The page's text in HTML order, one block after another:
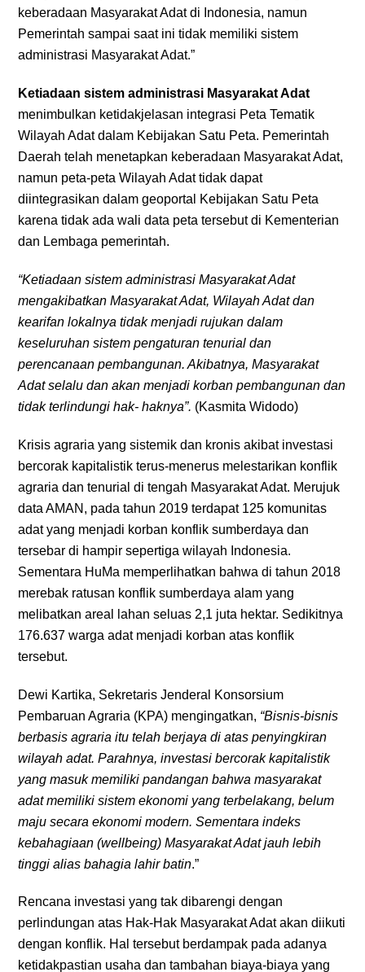
keberadaan Masyarakat Adat di Indonesia, namun
Pemerintah sampai saat ini tidak memiliki sistem
administrasi Masyarakat Adat.”
Ketiadaan sistem administrasi Masyarakat Adat
menimbulkan ketidakjelasan integrasi Peta Tematik
Wilayah Adat dalam Kebijakan Satu Peta. Pemerintah
Daerah telah menetapkan keberadaan Masyarakat Adat,
namun peta-peta Wilayah Adat tidak dapat
diintegrasikan dalam geoportal Kebijakan Satu Peta
karena tidak ada wali data peta tersebut di Kementerian
dan Lembaga pemerintah.
“Ketiadaan sistem administrasi Masyarakat Adat
mengakibatkan Masyarakat Adat, Wilayah Adat dan
kearifan lokalnya tidak menjadi rujukan dalam
keseluruhan sistem pengaturan tenurial dan
perencanaan pembangunan. Akibatnya, Masyarakat
Adat selalu dan akan menjadi korban pembangunan dan
tidak terlindungi hak- haknya”. (Kasmita Widodo)
Krisis agraria yang sistemik dan kronis akibat investasi
bercorak kapitalistik terus-menerus melestarikan konflik
agraria dan tenurial di tengah Masyarakat Adat. Merujuk
data AMAN, pada tahun 2019 terdapat 125 komunitas
adat yang menjadi korban konflik sumberdaya dan
tersebar di hampir sepertiga wilayah Indonesia.
Sementara HuMa memperlihatkan bahwa di tahun 2018
merebak ratusan konflik sumberdaya alam yang
melibatkan areal lahan seluas 2,1 juta hektar. Sedikitnya
176.637 warga adat menjadi korban atas konflik
tersebut.
Dewi Kartika, Sekretaris Jenderal Konsorsium
Pembaruan Agraria (KPA) mengingatkan, “Bisnis-bisnis
berbasis agraria itu telah berjaya di atas penyingkiran
wilayah adat. Parahnya, investasi bercorak kapitalistik
yang masuk memiliki pandangan bahwa masyarakat
adat memiliki sistem ekonomi yang terbelakang, belum
maju secara ekonomi modern. Sementara indeks
kebahagiaan (wellbeing) Masyarakat Adat jauh lebih
tinggi alias bahagia lahir batin.”
Rencana investasi yang tak dibarengi dengan
perlindungan atas Hak-Hak Masyarakat Adat akan diikuti
dengan konflik. Hal tersebut berdampak pada adanya
ketidakpastian usaha dan tambahan biaya-biaya yang